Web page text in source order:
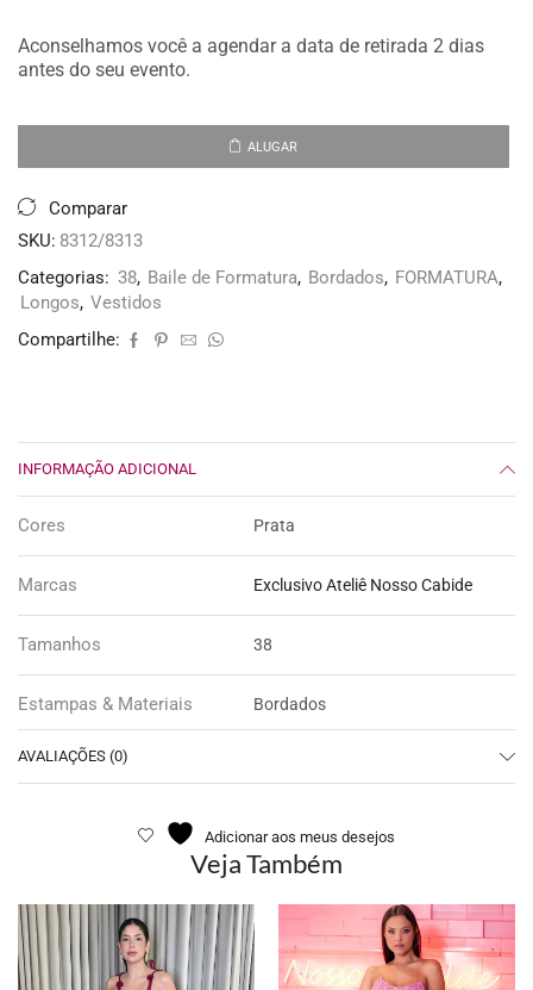
Aconselhamos você a agendar a data de retirada 2 dias
antes do seu evento.
ALUGAR
Comparar
SKU: 8312/8313
Categorias: 38, Baile de Formatura, Bordados, FORMATURA,
Longos, Vestidos
Compartilhe:
INFORMAÇÃO ADICIONAL
Cores Prata
Marcas Exclusivo Ateliê Nosso Cabide
Tamanhos 38
Estampas & Materiais Bordados
AVALIAÇÕES (0)
Adicionar aos meus desejos
Veja Também